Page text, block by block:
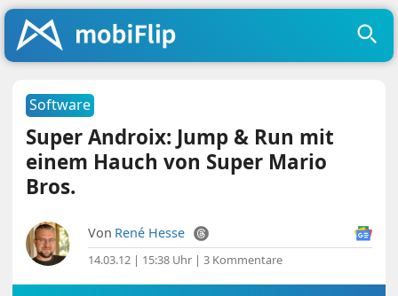
Software
Super Androix: Jump & Run mit
einem Hauch von Super Mario
Bros.
Von René Hesse
14.03.12 | 15:38 Uhr |3 Kommentare